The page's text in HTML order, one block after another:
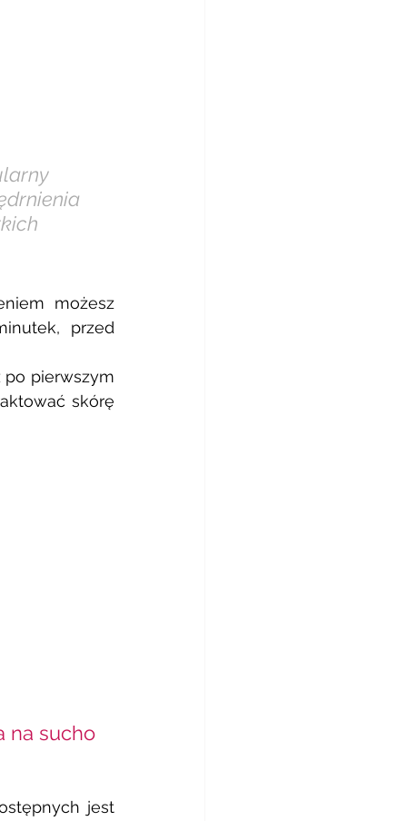
możesz
przed
po pierwszym
skórę
na sucho
jest